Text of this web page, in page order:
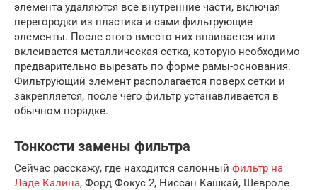
элемента удаляются все внутренние части, включая
перегородки из пластика и сами фильтрующие
элементы. После этого вместо них впаивается или
вклеивается металлическая сетка, которую необходимо
предварительно вырезать по форме рамы-основания.
Фильтрующий элемент располагается поверх сетки и
закрепляется, после чего фильтр устанавливается в
обычном порядке.
Тонкости замены фильтра
Сейчас расскажу, где находится салонный фильтр на
Ладе Калина, Форд Фокус 2, Ниссан Кашкай, Шевроле